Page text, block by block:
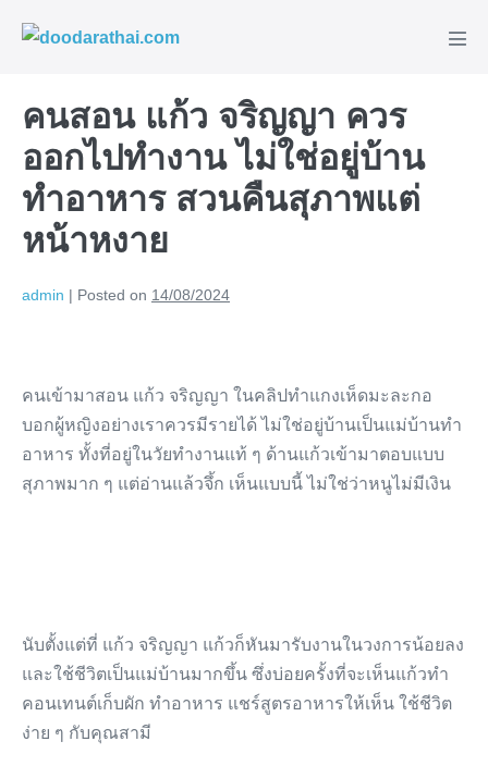
คนสอน แก้ว จริญญา ควร
ออกไปทำงาน ไม่ใช่อยู่บ้าน
ทำอาหาร สวนคืนสุภาพแต่
หน้าหงาย
admin | Posted on 14/08/2024
คนเข้ามาสอน แก้ว จริญญา ในคลิปทำแกงเห็ดมะละกอ
บอกผู้หญิงอย่างเราควรมีรายได้ ไม่ใช่อยู่บ้านเป็นแม่บ้านทำ
อาหาร ทั้งที่อยู่ในวัยทำงานแท้ ๆ ด้านแก้วเข้ามาตอบแบบ
สุภาพมาก ๆ แต่อ่านแล้วจึ้ก เห็นแบบนี้ ไม่ใช่ว่าหนูไม่มีเงิน
นับตั้งแต่ที่ แก้ว จริญญา แก้วก็หันมารับงานในวงการน้อยลง
และใช้ชีวิตเป็นแม่บ้านมากขึ้น ซึ่งบ่อยครั้งที่จะเห็นแก้วทำ
คอนเทนต์เก็บผัก ทำอาหาร แชร์สูตรอาหารให้เห็น ใช้ชีวิต
ง่าย ๆ กับคุณสามี